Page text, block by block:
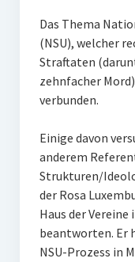
Chronik
Berichte und Projekte
Gedenkorte im
Stains in the Sun
Stolpersteine
Sport
Das Thema
(NSU), welcher
Straftaten
zehnfacher
verbunden.
Einige davon
anderem
Strukturen/
der Rosa
Haus der Vereine
beantworten. Er
NSU-Prozess in